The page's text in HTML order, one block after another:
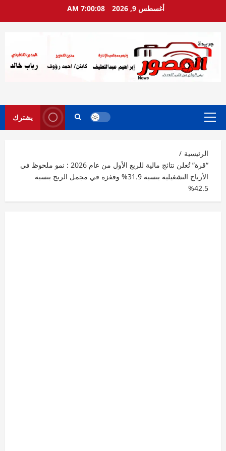
أغسطس 9, 2026 7:00:09 AM
القائمة
يشترك
الرئيسية
“قرة” تُعلن نتائج مالية للربع الأول من عام 2026 : نمو ملحوظ في
الأرباح التشغيلية بنسبة 31.9% وقفزة في مجمل الربح بنسبة
42.5%